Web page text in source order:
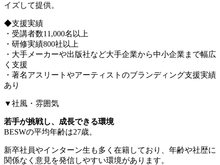
イズして提供。
◆支援実績
・受講者数11,000名以上
・研修実績800社以上
・大手メーカーや出版社など大手企業から中小企業まで幅広
く支援
・著名アスリートやアーティストのブランディング支援実績
あり
▼社風・雰囲気
若手が挑戦し、成長できる環境
BESWの平均年齢は27歳。
新卒社員やインターン生も多く在籍しており、年齢や社歴に
関係なく意見を発信しやすい環境があります。